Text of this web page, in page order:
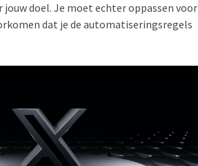
jouw doel. Je moet echter oppassen voor
dat je de automatiseringsregels